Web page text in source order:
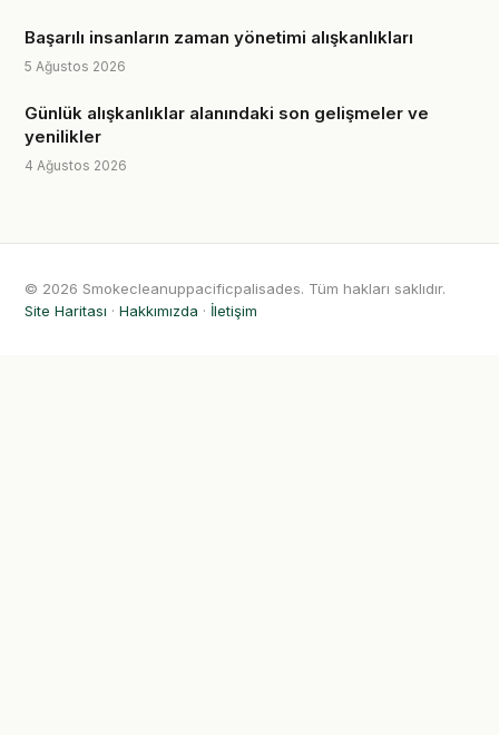
Başarılı insanların zaman yönetimi alışkanlıkları
5 Ağustos 2026
Günlük alışkanlıklar alanındaki son gelişmeler ve
yenilikler
4 Ağustos 2026
© 2026 Smokecleanuppacificpalisades. Tüm hakları saklıdır.
Site Haritası · Hakkımızda · İletişim